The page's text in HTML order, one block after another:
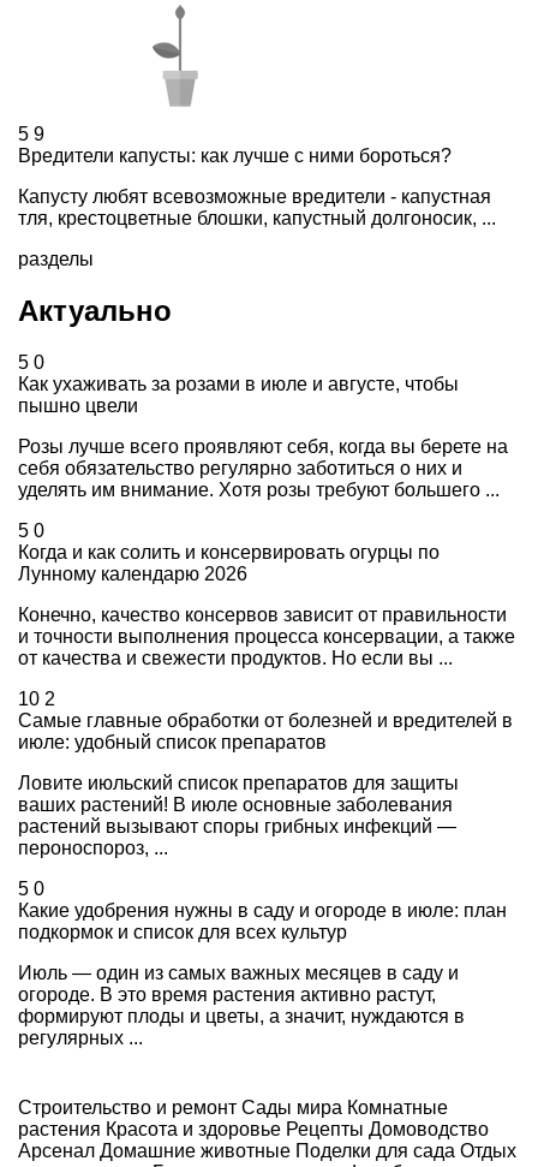
5 9
Вредители капусты: как лучше с ними бороться?
Капусту любят всевозможные вредители - капустная
тля, крестоцветные блошки, капустный долгоносик, ...
разделы
Актуально
5 0
Как ухаживать за розами в июле и августе, чтобы
пышно цвели
Розы лучше всего проявляют себя, когда вы берете на
себя обязательство регулярно заботиться о них и
уделять им внимание. Хотя розы требуют большего ...
5 0
Когда и как солить и консервировать огурцы по
Лунному календарю 2026
Конечно, качество консервов зависит от правильности
и точности выполнения процесса консервации, а также
от качества и свежести продуктов. Но если вы ...
10 2
Самые главные обработки от болезней и вредителей в
июле: удобный список препаратов
Ловите июльский список препаратов для защиты
ваших растений! В июле основные заболевания
растений вызывают споры грибных инфекций —
пероноспороз, ...
5 0
Какие удобрения нужны в саду и огороде в июле: план
подкормок и список для всех культур
Июль — один из самых важных месяцев в саду и
огороде. В это время растения активно растут,
формируют плоды и цветы, а значит, нуждаются в
регулярных ...
Строительство и ремонт Сады мира Комнатные
растения Красота и здоровье Рецепты Домоводство
Арсенал Домашние животные Поделки для сада Отдых